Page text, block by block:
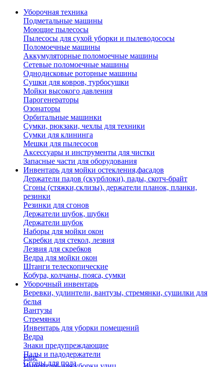
Уборочная техника
Подметальные машины
Моющие пылесосы
Пылесосы для сухой уборки и пылеводососы
Поломоечные машины
Аккумуляторные поломоечные машины
Сетевые поломоечные машины
Однодисковые роторные машины
Сушки для ковров, турбосушки
Мойки высокого давления
Парогенераторы
Озонаторы
Орбитальные машинки
Сумки, рюкзаки, чехлы для техники
Сумки для клининга
Мешки для пылесосов
Аксессуары и инструменты для чистки
Запасные части для оборудования
Инвентарь для мойки остекления,фасадов
Держатели падов (скурблоки), пады, скотч-брайт
Сгоны (стяжки,склизы), держатели планок, планки,
резинки
Резинки для сгонов
Держатели шубок, шубки
Держатели шубок
Наборы для мойки окон
Скребки для стекол, лезвия
Лезвия для скребков
Ведра для мойки окон
Штанги телескопические
Кобура, колчаны, пояса, сумки
Уборочный инвентарь
Веревки, удлинтели, вантузы, стремянки, сушилки для
белья
Вантузы
Стремянки
Инвентарь для уборки помещений
Ведра
Знаки предупреждающие
Пады и падодержатели
Сгоны для пола
Еще